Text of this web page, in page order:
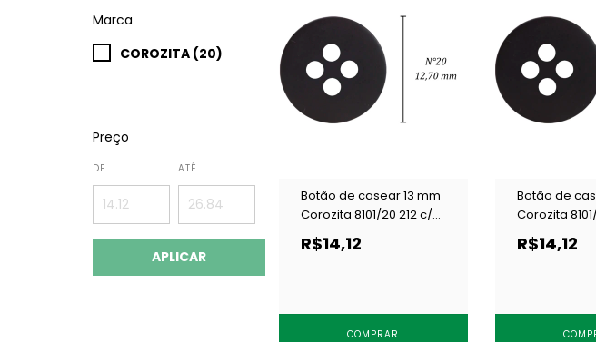
Marca
COROZITA (20)
Preço
DE ATÉ
APLICAR
Botão de casear 13 mm
Corozita 8101/20 212 c/
144 un
R$14,12
COMPRAR
Botão de
Corozita
c/ 144 un
R$14,12